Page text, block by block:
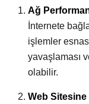
Ağ
İnternete
işlemler
yavaşlaması
olabilir.
Web